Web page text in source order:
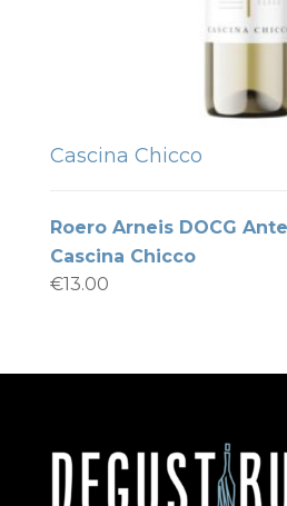
Cascina Chicco
Roero Arneis DOCG
Cascina Chicco
€13.00